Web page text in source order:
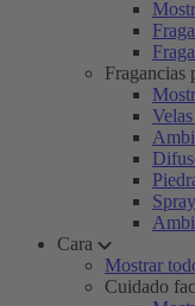
Fragancias
Cara
Mostrar
Cuidado